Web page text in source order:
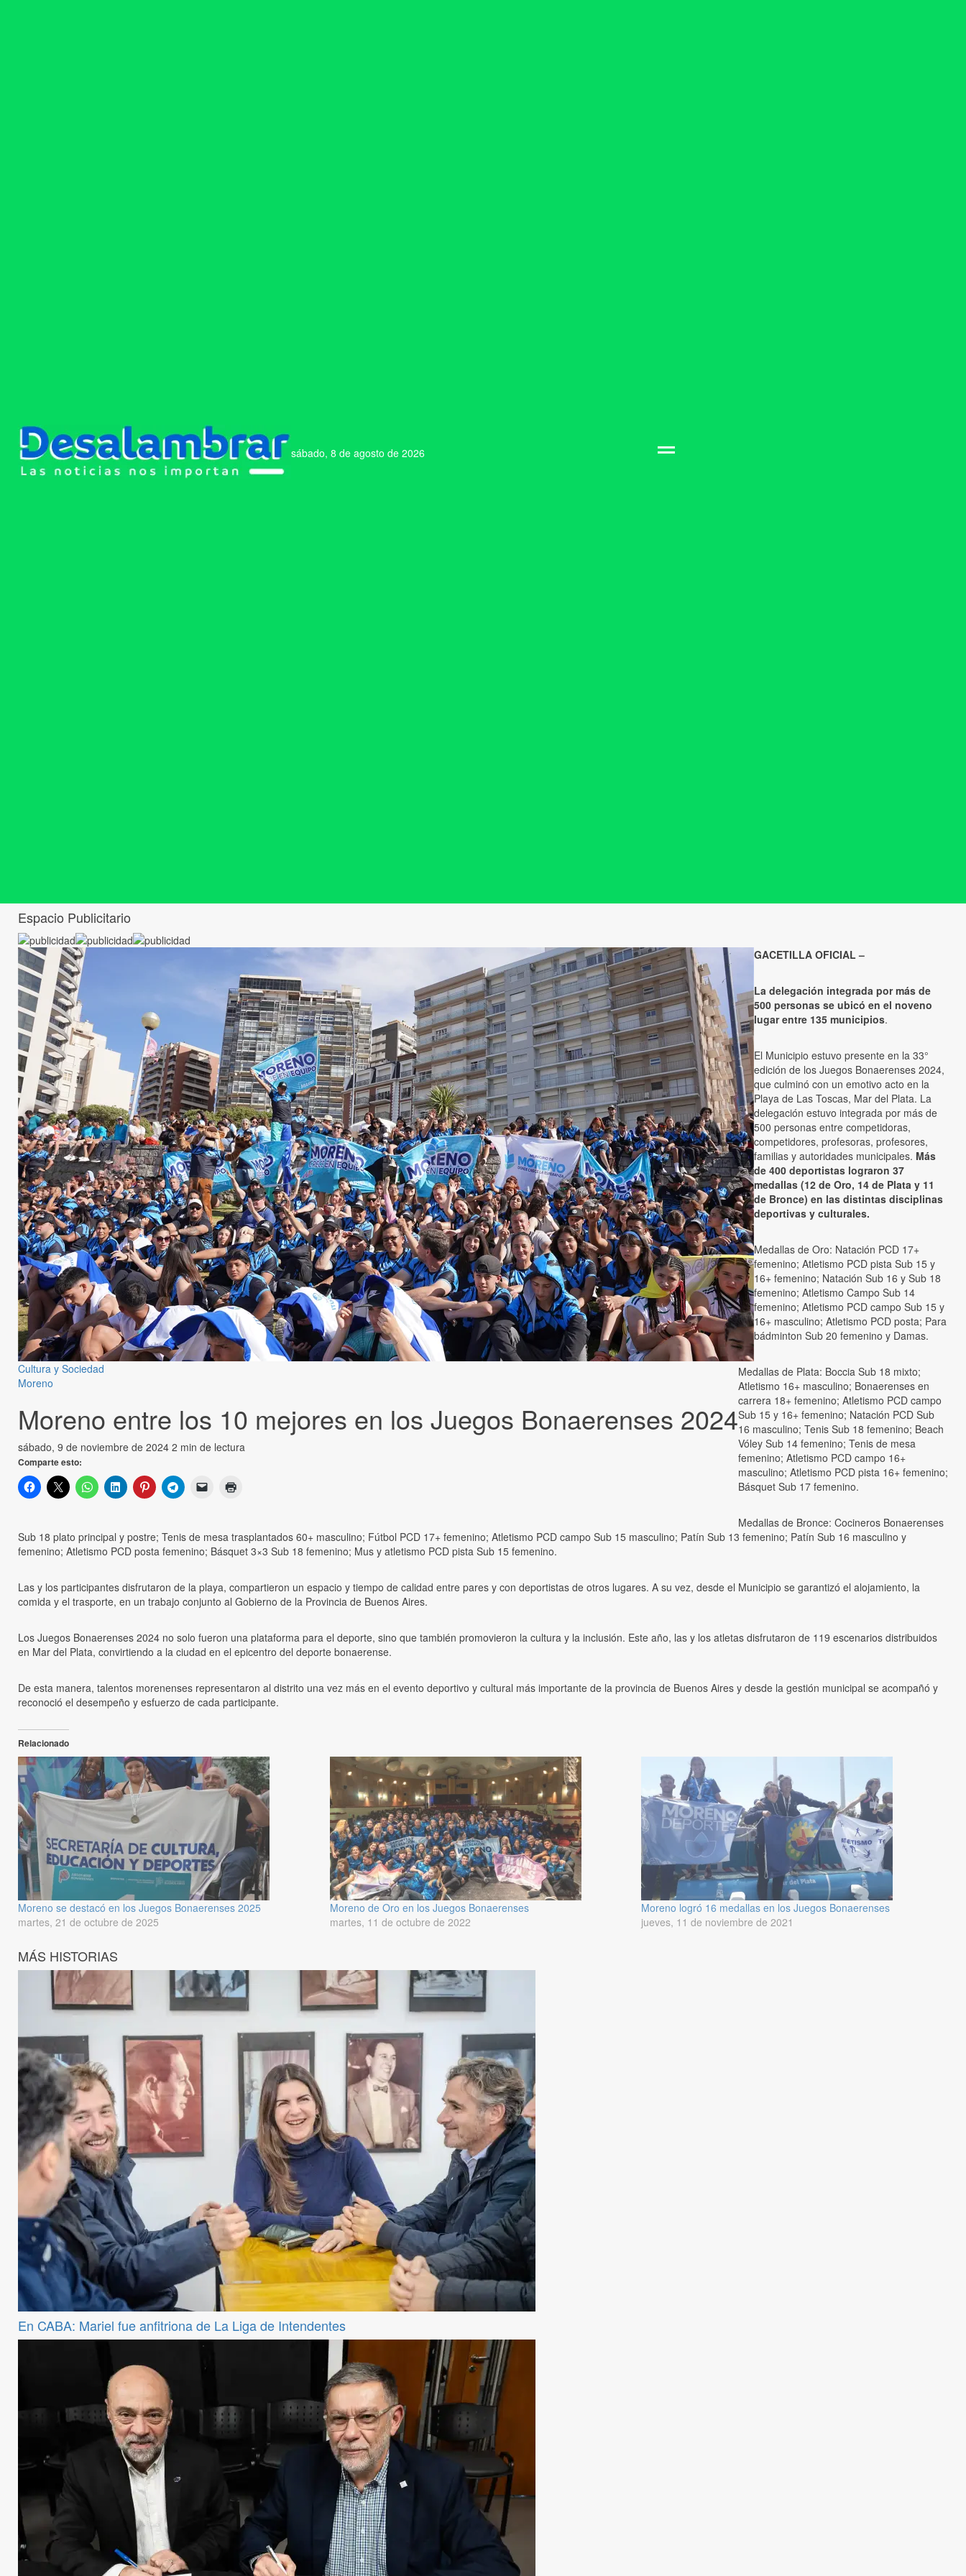
sábado, 8 de agosto de 2026
Espacio Publicitario
Cultura y Sociedad
Moreno
Moreno entre los 10 mejores en los Juegos Bonaerenses 2024
sábado, 9 de noviembre de 2024 2 min de lectura
Comparte esto:
GACETILLA OFICIAL –
La delegación integrada por más de
500 personas se ubicó en el noveno
lugar entre 135 municipios.
El Municipio estuvo presente en la 33°
edición de los Juegos Bonaerenses 2024,
que culminó con un emotivo acto en la
Playa de Las Toscas, Mar del Plata. La
delegación estuvo integrada por más de
500 personas entre competidoras,
competidores, profesoras, profesores,
familias y autoridades municipales. Más
de 400 deportistas lograron 37
medallas (12 de Oro, 14 de Plata y 11
de Bronce) en las distintas disciplinas
deportivas y culturales.
Medallas de Oro: Natación PCD 17+
femenino; Atletismo PCD pista Sub 15 y
16+ femenino; Natación Sub 16 y Sub 18
femenino; Atletismo Campo Sub 14
femenino; Atletismo PCD campo Sub 15 y
16+ masculino; Atletismo PCD posta; Para
bádminton Sub 20 femenino y Damas.
Medallas de Plata: Boccia Sub 18 mixto;
Atletismo 16+ masculino; Bonaerenses en
carrera 18+ femenino; Atletismo PCD campo
Sub 15 y 16+ femenino; Natación PCD Sub
16 masculino; Tenis Sub 18 femenino; Beach
Vóley Sub 14 femenino; Tenis de mesa
femenino; Atletismo PCD campo 16+
masculino; Atletismo PCD pista 16+ femenino;
Básquet Sub 17 femenino.
Medallas de Bronce: Cocineros Bonaerenses
Sub 18 plato principal y postre; Tenis de mesa trasplantados 60+ masculino; Fútbol PCD 17+ femenino; Atletismo PCD campo Sub 15 masculino; Patín Sub 13 femenino; Patín Sub 16 masculino y
femenino; Atletismo PCD posta femenino; Básquet 3×3 Sub 18 femenino; Mus y atletismo PCD pista Sub 15 femenino.
Las y los participantes disfrutaron de la playa, compartieron un espacio y tiempo de calidad entre pares y con deportistas de otros lugares. A su vez, desde el Municipio se garantizó el alojamiento, la
comida y el trasporte, en un trabajo conjunto al Gobierno de la Provincia de Buenos Aires.
Los Juegos Bonaerenses 2024 no solo fueron una plataforma para el deporte, sino que también promovieron la cultura y la inclusión. Este año, las y los atletas disfrutaron de 119 escenarios distribuidos
en Mar del Plata, convirtiendo a la ciudad en el epicentro del deporte bonaerense.
De esta manera, talentos morenenses representaron al distrito una vez más en el evento deportivo y cultural más importante de la provincia de Buenos Aires y desde la gestión municipal se acompañó y
reconoció el desempeño y esfuerzo de cada participante.
Relacionado
Moreno se destacó en los Juegos Bonaerenses 2025
martes, 21 de octubre de 2025
Moreno de Oro en los Juegos Bonaerenses
martes, 11 de octubre de 2022
Moreno logró 16 medallas en los Juegos Bonaerenses
jueves, 11 de noviembre de 2021
MÁS HISTORIAS
En CABA: Mariel fue anfitriona de La Liga de Intendentes